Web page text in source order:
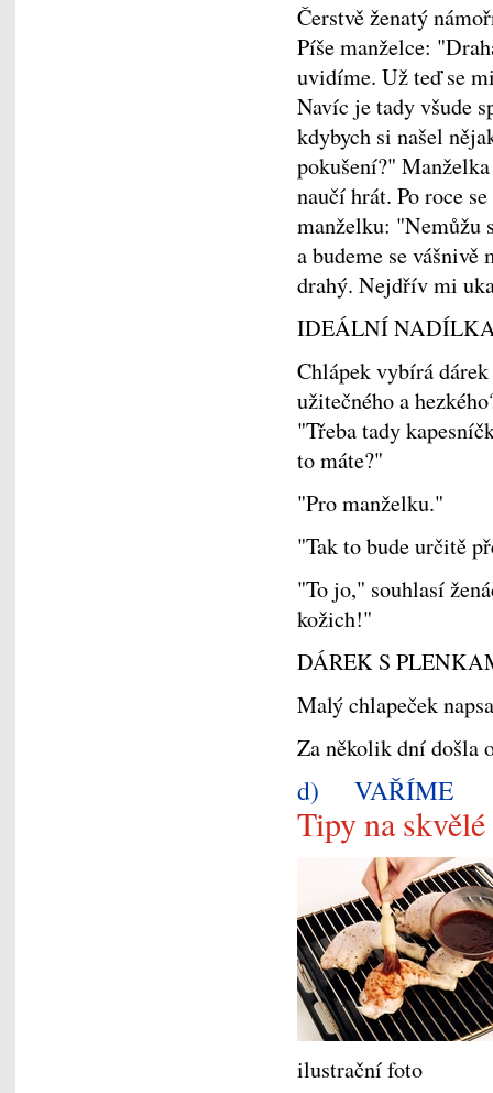
Čerstvě ženatý
Píše manželce:
uvidíme. Už teď se
Navíc je tady všude
kdybych si našel
pokušení?"
naučí hrát. Po roce
manželku: "Nemůžu
a budeme se
drahý. Nejdřív mi
IDEÁLNÍ
Chlápek vybírá
užitečného a
"Třeba tady
to máte?"
"Pro manželku."
"Tak to bude určitě
"To jo," souhlasí
kožich!"
DÁREK S
Malý chlapeček
Za několik dní došla
d) VAŘÍME
Tipy na
ilustrační foto